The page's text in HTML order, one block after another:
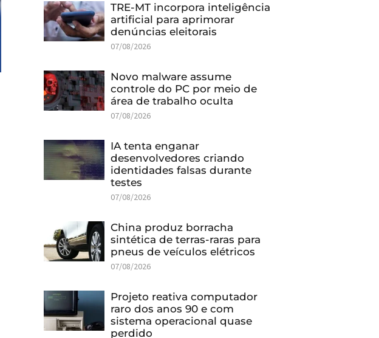
TRE-MT incorpora inteligência
artificial para aprimorar
denúncias eleitorais
07/08/2026
Novo malware assume
controle do PC por meio de
área de trabalho oculta
07/08/2026
IA tenta enganar
desenvolvedores criando
identidades falsas durante
testes
07/08/2026
China produz borracha
sintética de terras-raras para
pneus de veículos elétricos
07/08/2026
Projeto reativa computador
raro dos anos 90 e com
sistema operacional quase
perdido